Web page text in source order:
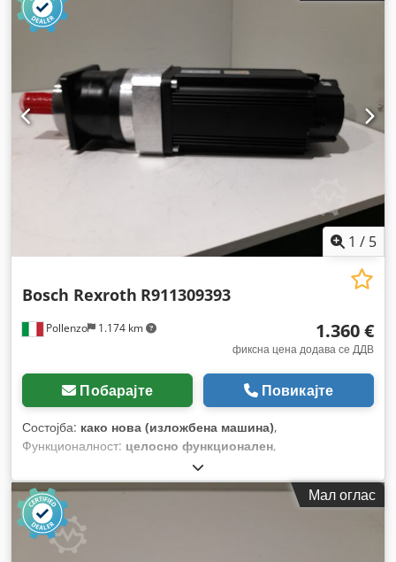
1 / 5
Pollenzo 1.174 km
Bosch Rexroth R911309393
1.360 €
фиксна цена додава се ДДВ
Побарајте Повикајте
Состојба: како нова (изложбена машина),
Функционалност: целосно функционален,
Мал оглас